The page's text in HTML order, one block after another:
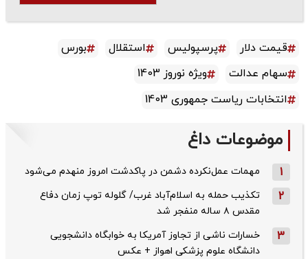
قیمت دلار پرسپولیس استقلال
بورس
سهام عدالت
ویژه نوروز 1403
انتخابات ریاست جمهوری 1403
موضوعات داغ
1 مهمات عمل‌نکرده دشمن در پاکدشت امروز منهدم می‌شود
2
تکذیب حمله به اسلام‌آباد غرب/ گلوله توپ زمان دفاع
مقدس ۸ ساله منفجر شد
3
خسارات ناشی از تجاوز آمریکا به خوابگاه دانشجویی
دانشگاه علوم پزشکی اهواز + عکس